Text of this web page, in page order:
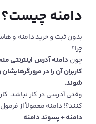
دامنه چیست؟
بدون ثبت و خرید دامنه و
چرا؟
چون دامنه آدرس اینترنتی
کاربران آن را در
شوند.
وقتی آدرسی در کار نباشد،
کنند؟! دامنه معمولاً از
دامنه +‌ پسوند دامنه